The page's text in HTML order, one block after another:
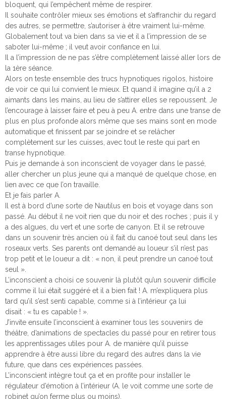
bloquent, qui l’empêchent même de respirer.
Il souhaite contrôler mieux ses émotions et s’affranchir du regard
des autres, se permettre, s’autoriser à être vraiment lui-même.
Globalement tout va bien dans sa vie et il a l’impression de se
saboter lui-même ; il veut avoir confiance en lui.
Il a l’impression de ne pas s’être complètement laissé aller lors de
la 1ère séance.
Alors on teste ensemble des trucs hypnotiques rigolos, histoire
de voir ce qui lui convient le mieux. Et quand il imagine qu’il a 2
aimants dans les mains, au lieu de s’attirer elles se repoussent. Je
l’encourage à laisser faire et peu à peu A. entre dans une transe de
plus en plus profonde alors même que ses mains sont en mode
automatique et finissent par se joindre et se relâcher
complètement sur les cuisses, avec tout le reste qui part en
transe hypnotique.
Puis je demande à son inconscient de voyager dans le passé,
aller chercher un plus jeune qui a manqué de quelque chose, en
lien avec ce que l’on travaille.
Et je fais parler A.
Il est à bord d’une sorte de Nautilus en bois et voyage dans son
passé. Au début il ne voit rien que du noir et des roches ; puis il y
a des algues, du vert et une sorte de canyon. Et il se retrouve
dans un souvenir très ancien où il fait du canoé tout seul dans les
roseaux verts. Ses parents ont demandé au loueur s’il n’est pas
trop petit et le loueur a dit : « non, il peut prendre un canoé tout
seul ».
L’inconscient a choisi ce souvenir là plutôt qu’un souvenir difficile
comme il lui était suggéré et il a bien fait ! A. m’expliquera plus
tard qu’il s’est senti capable, comme si à l’intérieur ça lui
disait : « tu es capable ! ».
J’invite ensuite l’inconscient à examiner tous les souvenirs de
théâtre, d’animations de spectacles du passé pour en retirer tous
les apprentissages utiles pour A. de manière qu’il puisse
apprendre à être aussi libre du regard des autres dans la vie
future, que dans ces expériences passées.
L’inconscient intègre tout ça et en profite pour installer le
régulateur d’émotion à l’intérieur (A. le voit comme une sorte de
robinet qu’on ferme plus ou moins).